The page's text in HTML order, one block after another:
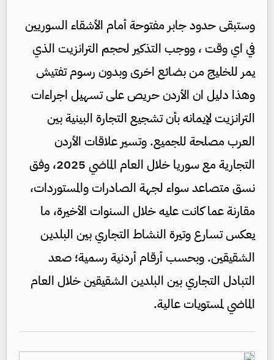
وستبقى حدود جابر مفتوحة أمام الأشقاء السوريين
في اي وقت ، ووجب التذكير لحجم الترانزيت الذي
يمر للخليج من بضائع اخرى وبدون رسوم تفتيش
وهذا دليل ان الأردن حريص على تسهيل اجراءات
الترانزيت لإيمانه بأن تشجيع التجارة البينية بين
العرب مصلحة للجميع. وتسير علاقات الأردن
التجارية مع سوريا خلال العام الماضي 2025، وفق
نسق متصاعد سواء لجهة الصادرات والمستوردات،
مقارنة عما كانت عليه خلال السنوات الأخيرة، ما
يعكس تسارع وتيرة النشاط التجاري بين البلدين
الشقيقين. وبحسب أرقام أردنية رسمية؛ صعد
التبادل التجاري بين البلدين الشقيقين خلال العام
الماضي لمستويات عالية.